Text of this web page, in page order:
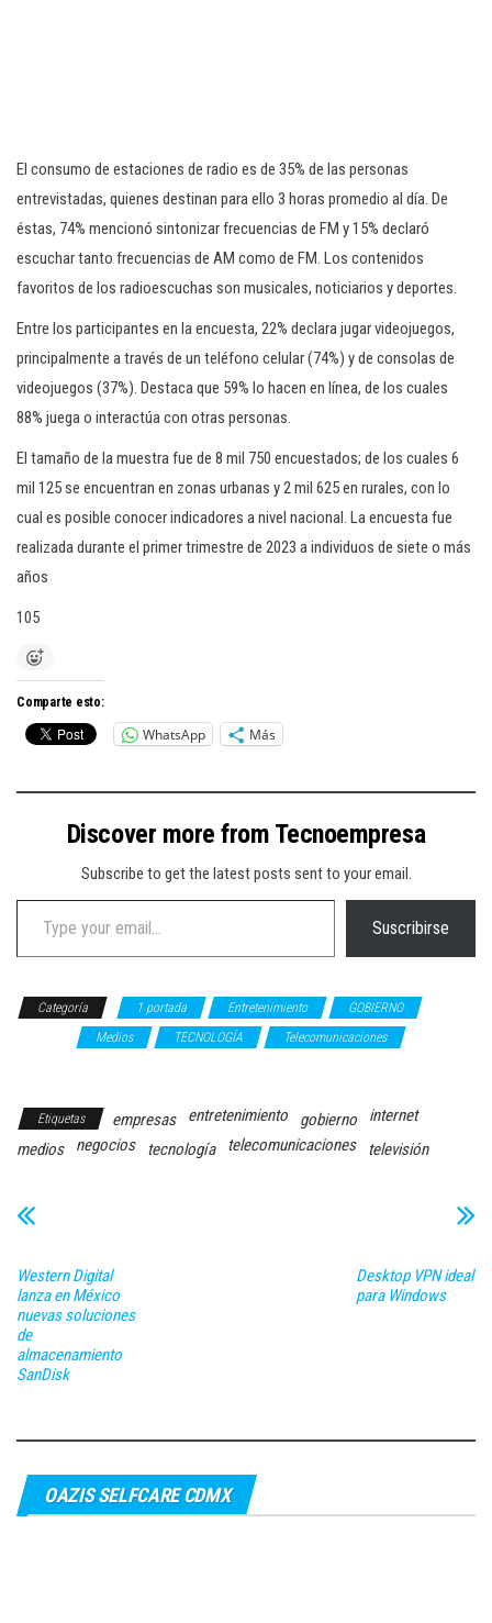
El consumo de estaciones de radio es de 35% de las personas
entrevistadas, quienes destinan para ello 3 horas promedio al día. De
éstas, 74% mencionó sintonizar frecuencias de FM y 15% declaró
escuchar tanto frecuencias de AM como de FM. Los contenidos
favoritos de los radioescuchas son musicales, noticiarios y deportes.
Entre los participantes en la encuesta, 22% declara jugar videojuegos,
principalmente a través de un teléfono celular (74%) y de consolas de
videojuegos (37%). Destaca que 59% lo hacen en línea, de los cuales
88% juega o interactúa con otras personas.
El tamaño de la muestra fue de 8 mil 750 encuestados; de los cuales 6
mil 125 se encuentran en zonas urbanas y 2 mil 625 en rurales, con lo
cual es posible conocer indicadores a nivel nacional. La encuesta fue
realizada durante el primer trimestre de 2023 a individuos de siete o más
años
105
Comparte esto:
WhatsApp Más
Discover more from Tecnoempresa
Subscribe to get the latest posts sent to your email.
Type your email…
Suscribirse
Categoría 1 portada Entretenimiento
GOBIERNO
Medios TECNOLOGÍA
Telecomunicaciones
Etiquetas empresas entretenimiento gobierno
internet
medios
negocios tecnología telecomunicaciones televisión
Western Digital
lanza en México
nuevas soluciones
de
almacenamiento
SanDisk
Desktop VPN ideal
para Windows
OAZIS SELFCARE CDMX